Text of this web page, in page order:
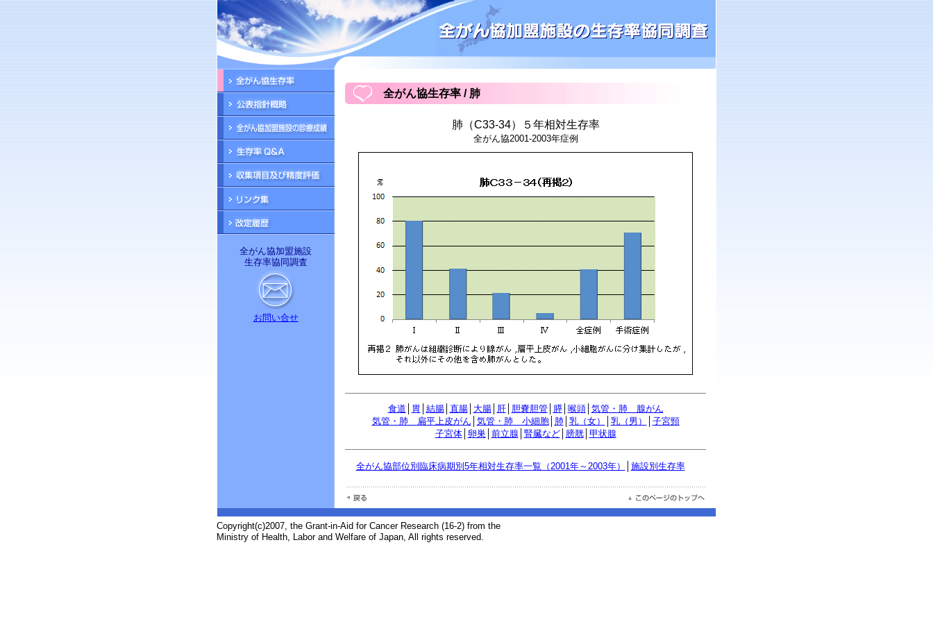
全がん協加盟施設
生存率協同調査
お問い合せ
全がん協生存率 / 肺
肺（C33-34）５年相対生存率
全がん協2001-2003年症例
食道 胃 結腸│ 直腸│ 大腸│ 肝│ 胆嚢胆管│ 膵│ 喉頭│ 気管・肺 腺がん
気管・肺 扁平上皮がん 気管・肺 小細胞│ 肺│ 乳（女） 乳（男）
子宮頸
子宮体│ 卵巣 前立腺│ 腎臓など│ 膀胱│ 甲状腺
全がん協部位別臨床病期別5年相対生存率一覧（2001年～2003年） 施設別生存率
Copyright(c)2007, the Grant-in-Aid for Cancer Research (16-2) from the
Ministry of Health, Labor and Welfare of Japan, All rights reserved.